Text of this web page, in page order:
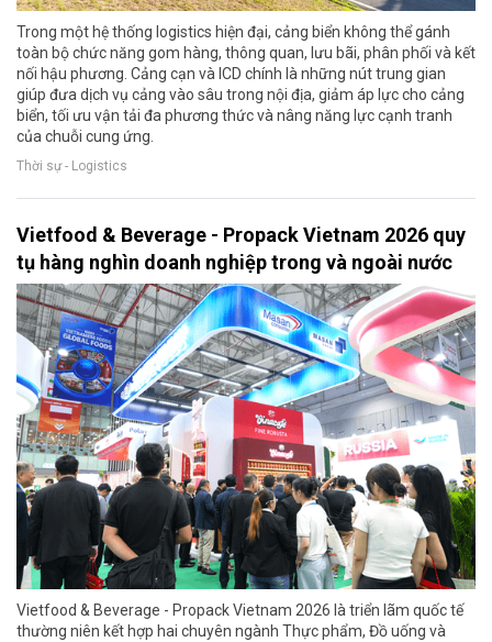
Trong một hệ thống logistics hiện đại, cảng biển không thể gánh
toàn bộ chức năng gom hàng, thông quan, lưu bãi, phân phối và kết
nối hậu phương. Cảng cạn và ICD chính là những nút trung gian
giúp đưa dịch vụ cảng vào sâu trong nội địa, giảm áp lực cho cảng
biển, tối ưu vận tải đa phương thức và nâng năng lực cạnh tranh
của chuỗi cung ứng.
Thời sự - Logistics
Vietfood & Beverage - Propack Vietnam 2026 quy
tụ hàng nghìn doanh nghiệp trong và ngoài nước
Vietfood & Beverage - Propack Vietnam 2026 là triển lãm quốc tế
thường niên kết hợp hai chuyên ngành Thực phẩm, Đồ uống và